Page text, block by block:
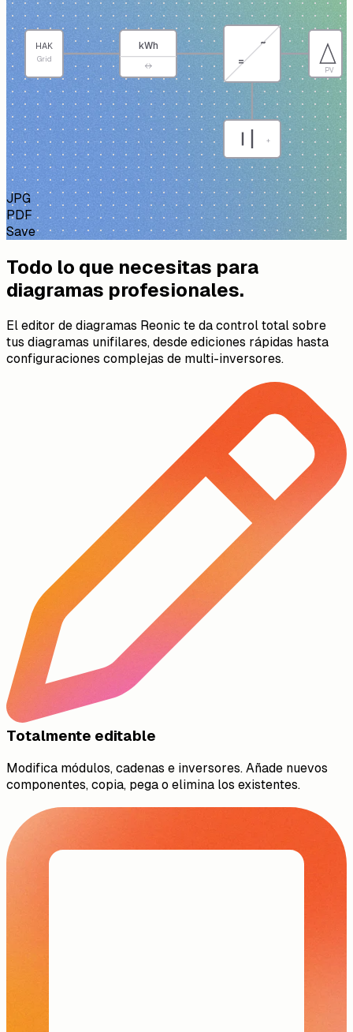
HAK
Grid
kWh
↔ =
~
+
PV
JPG
PDF
Save
Todo lo que necesitas para
diagramas profesionales.
El editor de diagramas Reonic te da control total sobre
tus diagramas unifilares, desde ediciones rápidas hasta
configuraciones complejas de multi-inversores.
Totalmente editable
Modifica módulos, cadenas e inversores. Añade nuevos
componentes, copia, pega o elimina los existentes.